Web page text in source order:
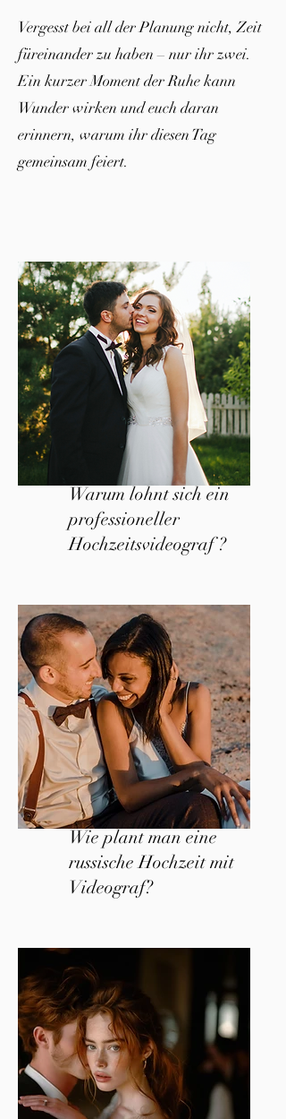
Vergesst bei all der Planung nicht, Zeit
füreinander zu haben – nur ihr zwei.
Ein kurzer Moment der Ruhe kann
Wunder wirken und euch daran
erinnern, warum ihr diesen Tag
gemeinsam feiert.
Warum lohnt sich ein
professioneller
Hochzeitsvideograf ?
Wie plant man eine
russische Hochzeit mit
Videograf?